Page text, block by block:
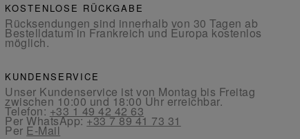
KOSTENLOSE RÜCKGABE
Rücksendungen sind innerhalb von 30 Tagen ab
Bestelldatum in Frankreich und Europa kostenlos
möglich.
KUNDENSERVICE
Unser Kundenservice ist von Montag bis Freitag
zwischen 10:00 und 18:00 Uhr erreichbar.
Telefon:+33 1 49 42 42 63
Per WhatsApp:+33 7 89 41 73 31
Per E-Mail